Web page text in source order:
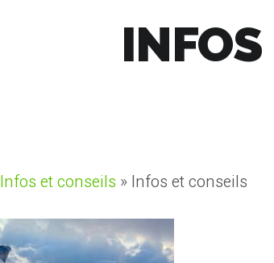
Infos et conseils » Infos et conseils